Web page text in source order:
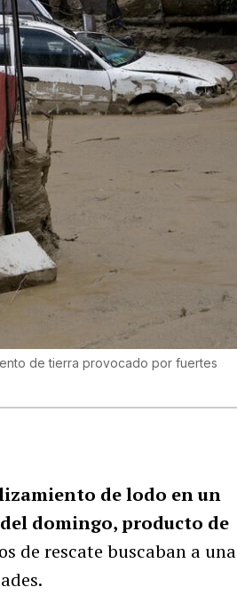
de tierra provocado por fuertes
de lodo en un
domingo, producto de
de rescate buscaban a una